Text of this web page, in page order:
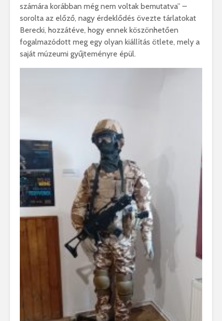
számára korábban még nem voltak bemutatva” –
sorolta az előző, nagy érdeklődés övezte tárlatokat
Berecki, hozzátéve, hogy ennek köszönhetően
fogalmazódott meg egy olyan kiállítás ötlete, mely a
saját múzeumi gyűjteményre épül.